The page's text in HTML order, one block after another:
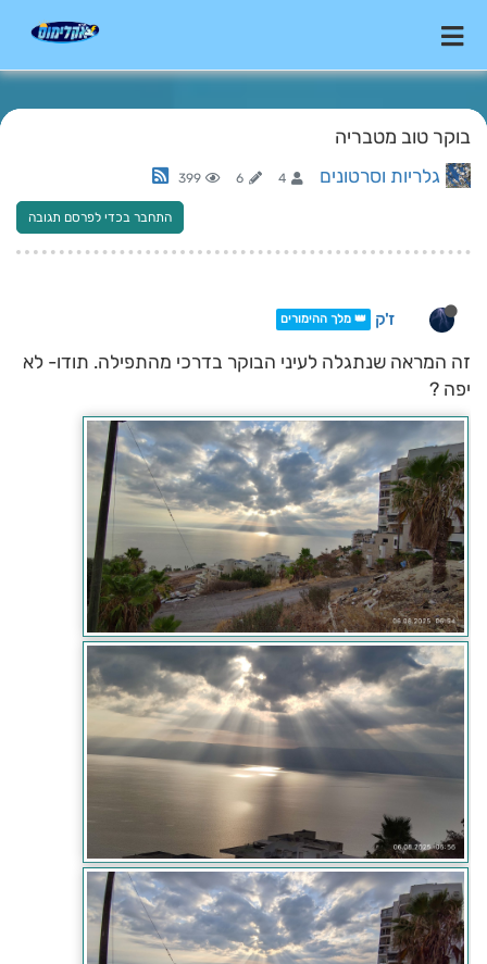
בוקר טוב מטבריה
גלריות וסרטונים 4
6
399
התחבר בכדי לפרסם תגובה
ז'ק 👑 מלך ההימורים
זה המראה שנתגלה לעיני הבוקר בדרכי מהתפילה. תודו- לא
יפה ?